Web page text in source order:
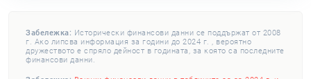
Забележка: Исторически финансови данни се поддържат от 2008
г. Ако липсва информация за години до 2024 г. , вероятно
дружеството е спряло дейност в годината, за която са последните
финансови данни.